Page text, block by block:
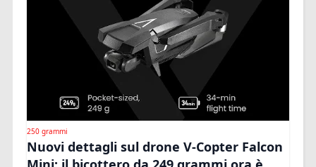
250 grammi
Nuovi dettagli sul drone V-Copter Falcon